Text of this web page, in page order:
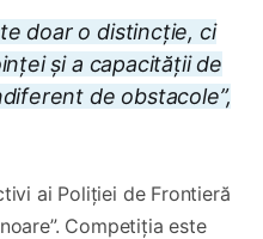
doar o distincție, ci
și a capacității de
de obstacole”,
ai Poliției de Frontieră
Competiția este